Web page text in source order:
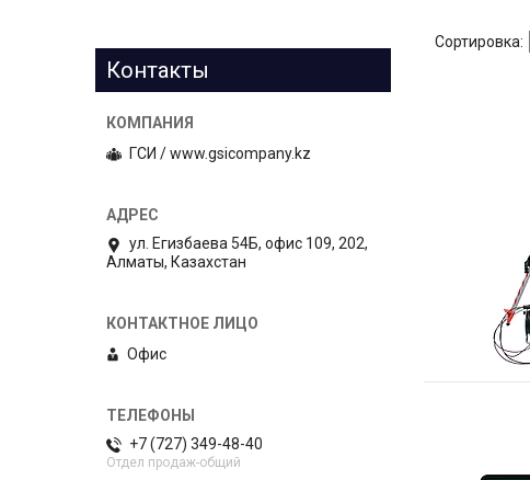
Контакты
ГСИ / www.gsicompany.kz
ул. Егизбаева 54Б, офис 109, 202,
Алматы, Казахстан
Офис
+7 (727) 349-48-40
Отдел продаж-общий